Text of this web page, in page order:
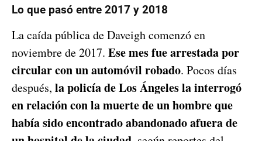
Lo que pasó entre 2017 y 2018
La caída pública de Daveigh comenzó en
noviembre de 2017. Ese mes fue arrestada por
circular con un automóvil robado. Pocos días
después, la policía de Los Ángeles la interrogó
en relación con la muerte de un hombre que
había sido encontrado abandonado afuera de